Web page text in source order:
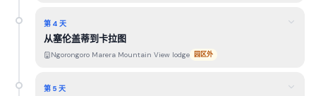
第 4 天
从塞伦盖蒂到卡拉图
Ngorongoro Marera Mountain View lodge 园区外
第 5 天